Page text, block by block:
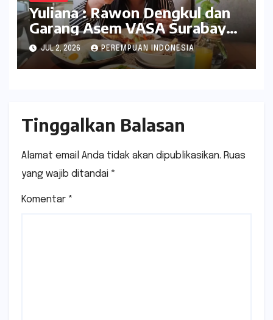
Yuliana : Rawon Dengkul dan
Garang Asem VASA Surabaya
Nikmat Sekali
JUL 2, 2026 PEREMPUAN INDONESIA
Tinggalkan Balasan
Alamat email Anda tidak akan dipublikasikan. Ruas
yang wajib ditandai *
Komentar *